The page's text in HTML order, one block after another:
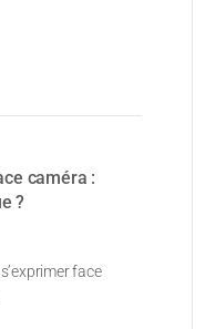
caméra :
?
face